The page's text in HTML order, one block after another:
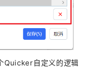
Quicker自定义的逻辑